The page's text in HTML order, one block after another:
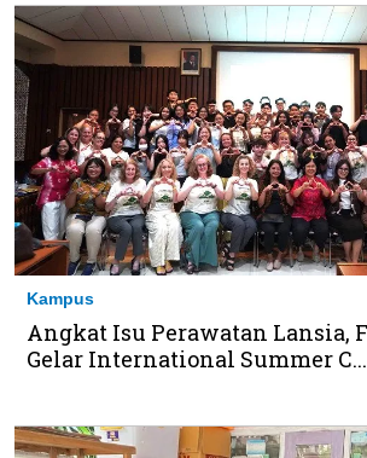
Kampus
Angkat Isu Perawatan Lansia,
Gelar International Summer C...